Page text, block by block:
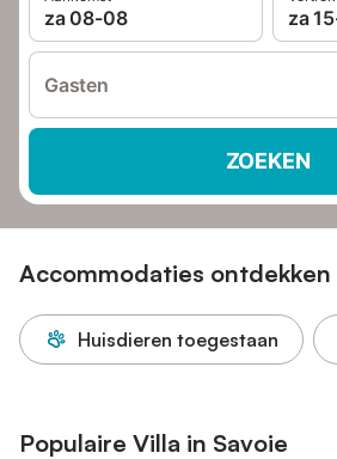
za 08-08 za
Gasten
ZOEKEN
Accommodaties ontdekken
Huisdieren toegestaan
Populaire Villa in Savoie